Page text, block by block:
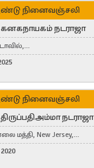
நினைவஞ்சலி
நடராஜா
சவுதி
Brampton, Canada
நினைவஞ்சலி
நடராஜா
மத்தி, New Jersey,
Toronto, Canada